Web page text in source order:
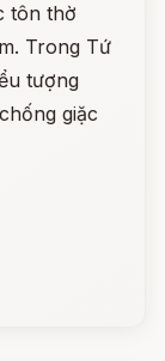
tôn thờ
Trong Tứ
tượng
giặc